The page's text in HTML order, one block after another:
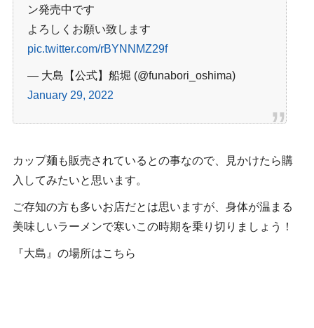
ン発売中です
よろしくお願い致します
pic.twitter.com/rBYNNMZ29f
— 大島【公式】 船堀 (@funabori_oshima)
January 29, 2022
カップ麺も販売されているとの事なので、見かけたら購
入してみたいと思います。
ご存知の方も多いお店だとは思いますが、身体が温まる
美味しいラーメンで寒いこの時期を乗り切りましょう！
『大島』の場所はこちら